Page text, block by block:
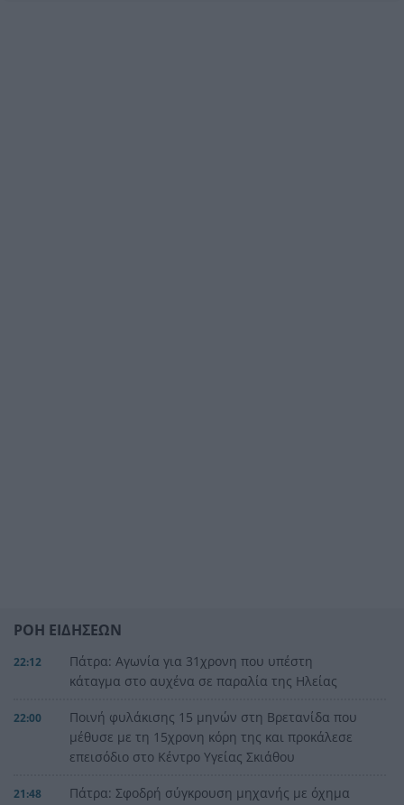
ΡΟΗ ΕΙΔΗΣΕΩΝ
22:12
Πάτρα: Αγωνία για 31χρονη που υπέστη
κάταγμα στο αυχένα σε παραλία της Ηλείας
22:00
Ποινή φυλάκισης 15 μηνών στη Βρετανίδα που
μέθυσε με τη 15χρονη κόρη της και προκάλεσε
επεισόδιο στο Κέντρο Υγείας Σκιάθου
21:48
Πάτρα: Σφοδρή σύγκρουση μηχανής με όχημα